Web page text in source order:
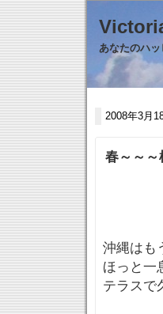
あなたのハ
2008年3月
春～～～
沖縄はも
ほっと一
テラスで